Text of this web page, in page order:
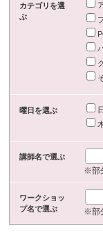
カテゴリを選
ぶ
曜日を選ぶ
講師名で選ぶ
※部
ワークショッ
プ名で選ぶ
※部